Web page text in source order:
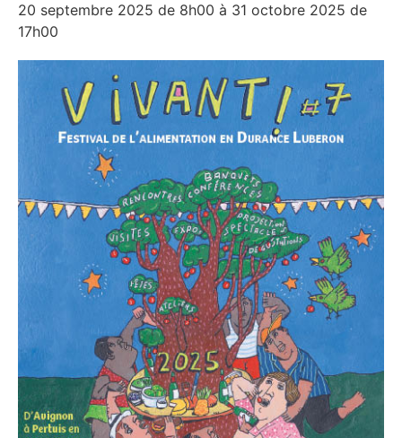
20 septembre 2025 de 8h00 à 31 octobre 2025 de
17h00